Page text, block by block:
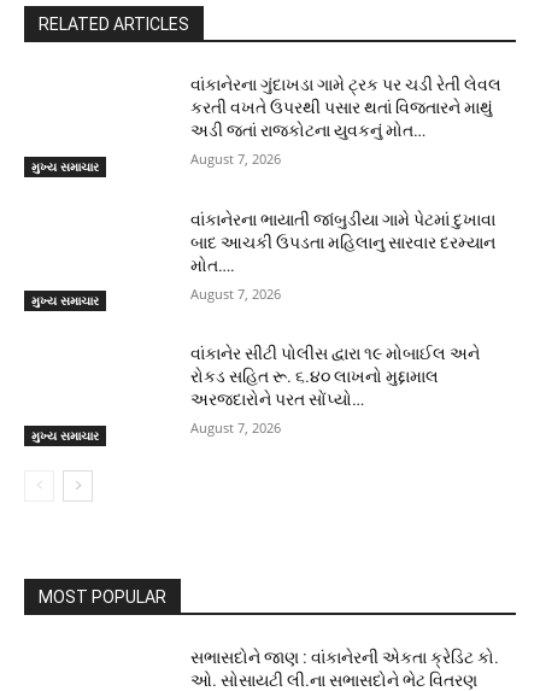
RELATED ARTICLES
મુખ્ય સમાચાર
વાંકાનેરના ગુંદાખડા ગામે ટ્રક પર ચડી રેતી લેવલ
કરતી વખતે ઉપરથી પસાર થતાં વિજતારને માથું
અડી જતાં રાજકોટના યુવકનું મોત…
August 7, 2026
મુખ્ય સમાચાર
વાંકાનેરના ભાયાતી જાંબુડીયા ગામે પેટમાં દુખાવા
બાદ આચકી ઉપડતા મહિલાનુ સારવાર દરમ્યાન
મોત….
August 7, 2026
મુખ્ય સમાચાર
વાંકાનેર સીટી પોલીસ દ્વારા ૧૯ મોબાઈલ અને
રોકડ સહિત રૂ. ૬.૪૦ લાખનો મુદ્દામાલ
અરજદારોને પરત સોંપ્યો…
August 7, 2026
MOST POPULAR
સભાસદોને જાણ : વાંકાનેરની એકતા ક્રેડિટ કો.
ઓ. સોસાયટી લી.ના સભાસદોને ભેટ વિતરણ